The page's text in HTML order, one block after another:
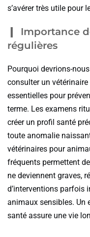
s’avérer très utile pour
Importance
régulières
Pourquoi devrions-
consulter un vétérinaire
essentielles pour
terme. Les examens
créer un profil santé
toute anomalie
vétérinaires pour
fréquents permettent
ne deviennent graves,
d’interventions parfois
animaux sensibles. Un
santé assure une vie